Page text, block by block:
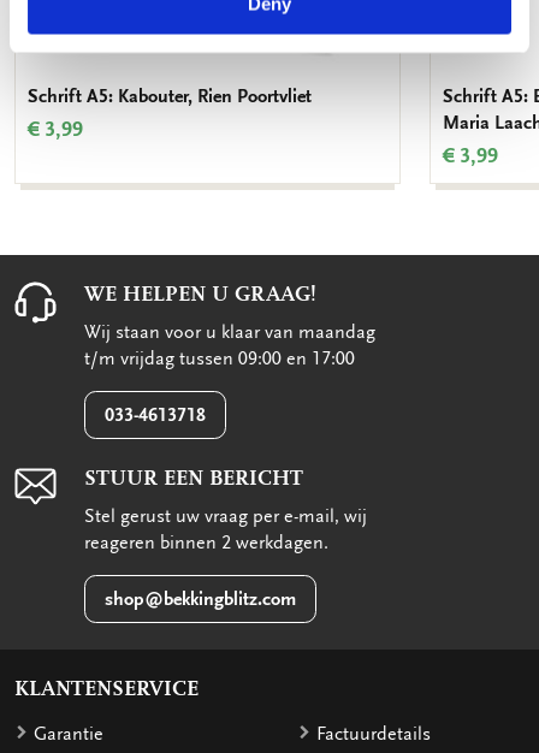
Schrift A5: Kabouter, Rien Poortvliet
€ 3,99
Schrift A5:
Maria
€ 3,99
WE HELPEN U GRAAG!
Wij staan voor u klaar van maandag
t/m vrijdag tussen 09:00 en 17:00
033-4613718
STUUR EEN BERICHT
Stel gerust uw vraag per e-mail, wij
reageren binnen 2 werkdagen.
shop@bekkingblitz.com
KLANTENSERVICE
Garantie
Factuurdetails